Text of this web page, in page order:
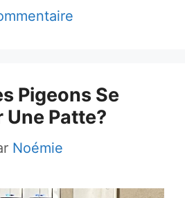
Pigeons Se
Patte?
Noémie